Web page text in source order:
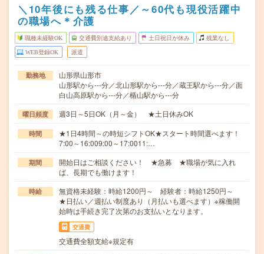
＼10年後にも残る仕事／～60代も現役活躍中
の職場へ＊介護
職種未経験OK 交通費別途支給あり 土日祝日が休み 残業なし
WEB登録OK 派遣
勤務地
山形県山形市
山形駅から---分／北山形駅から---分／蔵王駅から---分／面
白山高原駅から---分／楯山駅から---分
曜日頻度 週3日～5日OK（月～金） ★土日休みOK
時間
★1日4時間～の時短シフトOK★スタート時間選べます！
7:00～16:009:00～17:0011:…
期間
開始日はご相談ください！ ★急募 ★職場が気に入れ
ば、長期でも働けます！
時給
無資格未経験：時給1200円～ 経験者：時給1250円～
★日払い／週払い制度あり（月払いも選べます）※稼働開
始時は手続き完了次第のお支払いとなります。
交通費
交通費全額支給※規定有